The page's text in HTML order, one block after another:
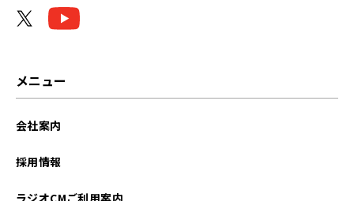
メニュー
会社案内
採用情報
ラジオCMご利用案内